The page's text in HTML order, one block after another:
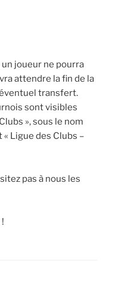
joueur ne pourra
attendre la fin de la
transfert.
sont visibles
», sous le nom
« Ligue des Clubs –
pas à nous les